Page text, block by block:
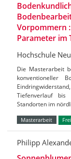
Vorpommern
Parameter im
Hochschule
Die Masterarbeit
konventioneller
Tiefenverlauf
Standorten im
Masterarbeit
Philipp